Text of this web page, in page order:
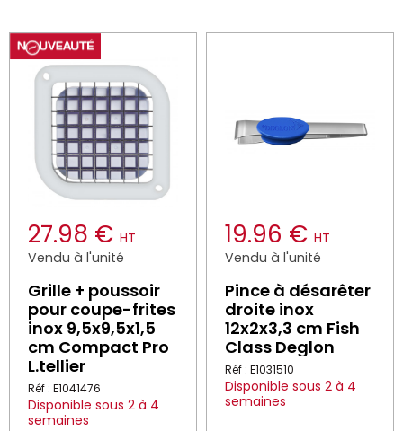
27.98 € HT
Vendu à l'unité
Grille + poussoir
pour coupe-frites
inox 9,5x9,5x1,5
cm Compact Pro
L.tellier
Réf : E1041476
Disponible sous 2 à 4
semaines
19.96 € HT
Vendu à l'unité
Pince à désarêter
droite inox
12x2x3,3 cm Fish
Class Deglon
Réf : E1031510
Disponible sous 2 à 4
semaines